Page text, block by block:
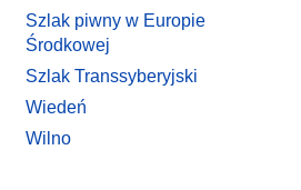
Szlak piwny w Europie
Środkowej
Szlak Transsyberyjski
Wiedeń
Wilno